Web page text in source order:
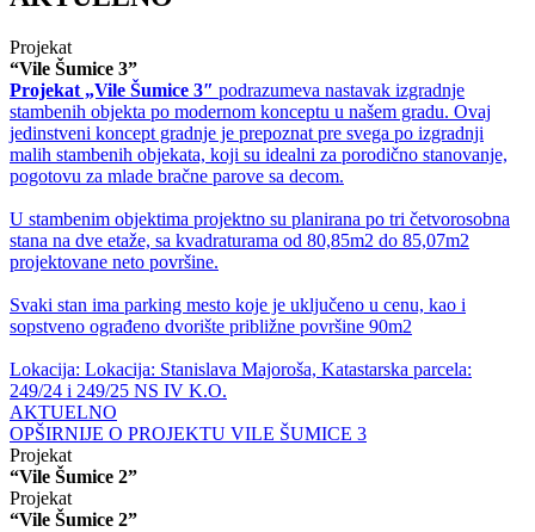
Projekat
“Vile Šumice 3”
Projekat „Vile Šumice 3″ podrazumeva nastavak izgradnje
stambenih objekta po modernom konceptu u našem gradu. Ovaj
jedinstveni koncept gradnje je prepoznat pre svega po izgradnji
malih stambenih objekata, koji su idealni za porodično stanovanje,
pogotovu za mlade bračne parove sa decom.
U stambenim objektima projektno su planirana po tri četvorosobna
stana na dve etaže, sa kvadraturama od 80,85m2 do 85,07m2
projektovane neto površine.
Svaki stan ima parking mesto koje je uključeno u cenu, kao i
sopstveno ograđeno dvorište približne površine 90m2
Lokacija: Lokacija: Stanislava Majoroša, Katastarska parcela:
249/24 i 249/25 NS IV K.O.
AKTUELNO
OPŠIRNIJE O PROJEKTU VILE ŠUMICE 3
Projekat
“Vile Šumice 2”
Projekat
“Vile Šumice 2”